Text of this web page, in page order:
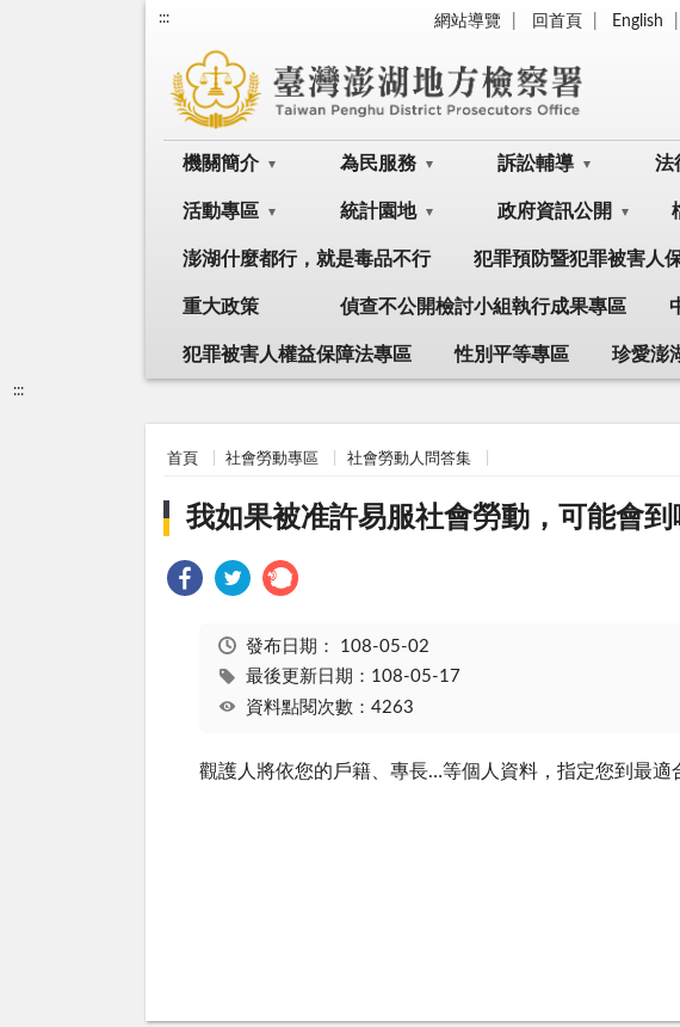
::: 網站導覽 回首頁 English
機關簡介 為民服務 訴訟輔導 法
活動專區 統計園地 政府資訊公開
澎湖什麼都行，就是毒品不行 犯罪預防暨犯罪被害人
重大政策 偵查不公開檢討小組執行成果專區
犯罪被害人權益保障法專區 性別平等專區 珍愛澎
:::
首頁 社會勞動專區 社會勞動人問答集
我如果被准許易服社會勞動，可能會到
發布日期： 108-05-02
最後更新日期：108-05-17
資料點閱次數：4263
觀護人將依您的戶籍、專長…等個人資料，指定您到最適